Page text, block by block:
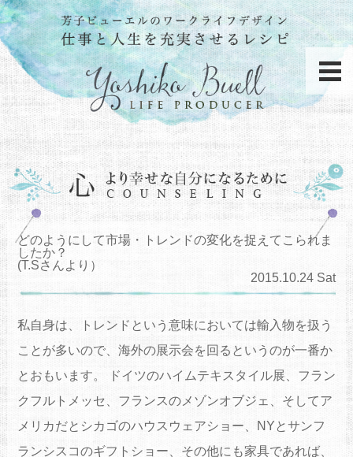
どのようにして市場・トレンドの変化を捉えてこられま
したか？
(T.Sさんより）
2015.10.24 Sat
私自身は、トレンドという意味においては輸入物を扱う
ことが多いので、海外の展示会を回るというのが一番か
とおもいます。 ドイツのハイムテキスタイル展、フラン
クフルトメッセ、フランスのメゾンオブジェ、そしてア
メリカだとシカゴのハウスウェアショー、NYとサンフ
ランシスコのギフトショー、その他にも家具であれば、